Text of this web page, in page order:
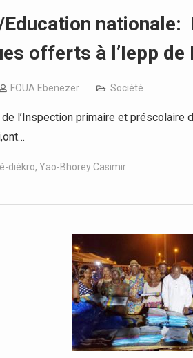
Education
offerts à l’Iepp de
FOUA Ebenezer Société
l’Inspection primaire et préscolaire
diékro, Yao-Bhorey Casimir